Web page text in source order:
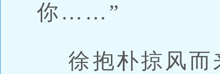
你……”
徐抱朴掠风而